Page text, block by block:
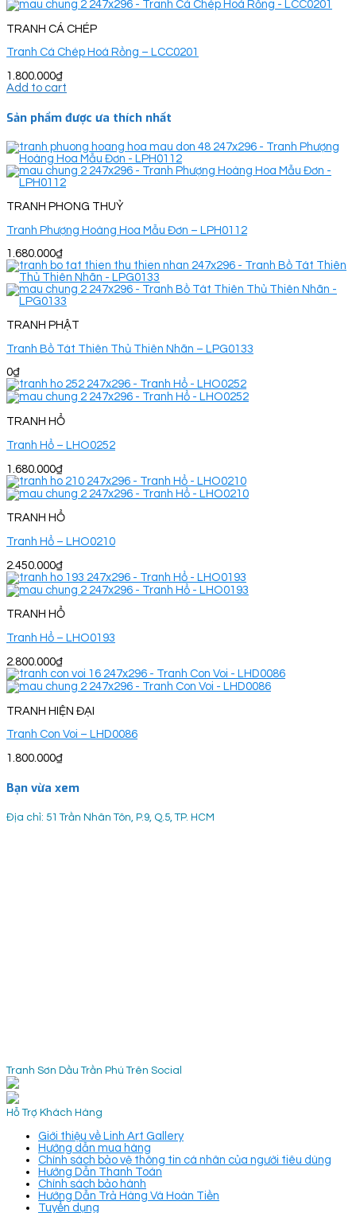
TRANH CÁ CHÉP
Tranh Cá Chép Hoá Rồng – LCC0201
1.800.000₫
Add to cart
Sản phẩm được ưa thích nhất
TRANH PHONG THUỶ
Tranh Phượng Hoàng Hoa Mẫu Đơn – LPH0112
1.680.000₫
TRANH PHẬT
Tranh Bồ Tát Thiên Thủ Thiên Nhãn – LPG0133
0₫
TRANH HỔ
Tranh Hổ – LHO0252
1.680.000₫
TRANH HỔ
Tranh Hổ – LHO0210
2.450.000₫
TRANH HỔ
Tranh Hổ – LHO0193
2.800.000₫
TRANH HIỆN ĐẠI
Tranh Con Voi – LHD0086
1.800.000₫
Bạn vừa xem
Địa chỉ: 51 Trần Nhân Tôn, P.9, Q.5, TP. HCM
Tranh Sơn Dầu Trần Phú Trên Social
Hỗ Trợ Khách Hàng
Giới thiệu về Linh Art Gallery
Hướng dẫn mua hàng
Chính sách bảo vệ thông tin cá nhân của người tiêu dùng
Hướng Dẫn Thanh Toán
Chính sách bảo hành
Hướng Dẫn Trả Hàng Và Hoàn Tiền
Tuyển dụng